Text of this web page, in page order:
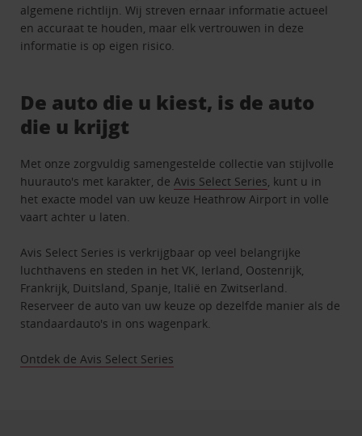
algemene richtlijn. Wij streven ernaar informatie actueel
en accuraat te houden, maar elk vertrouwen in deze
informatie is op eigen risico.
De auto die u kiest, is de auto
die u krijgt
Met onze zorgvuldig samengestelde collectie van stijlvolle
huurauto's met karakter, deAvis Select Series, kunt u in
het exacte model van uw keuze Heathrow Airport in volle
vaart achter u laten.
Avis Select Series is verkrijgbaar op veel belangrijke
luchthavens en steden in het VK, Ierland, Oostenrijk,
Frankrijk, Duitsland, Spanje, Italië en Zwitserland.
Reserveer de auto van uw keuze op dezelfde manier als de
standaardauto's in ons wagenpark.
Ontdek de Avis Select Series